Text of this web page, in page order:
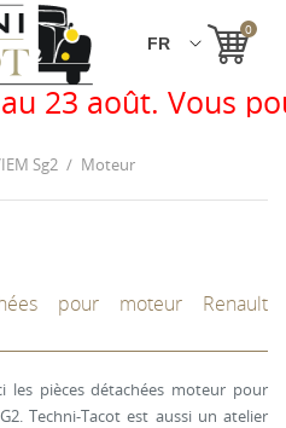
0
pouvez
Sg2 Moteur
pour moteur Renault
les pièces détachées moteur pour
Techni-Tacot est aussi un atelier